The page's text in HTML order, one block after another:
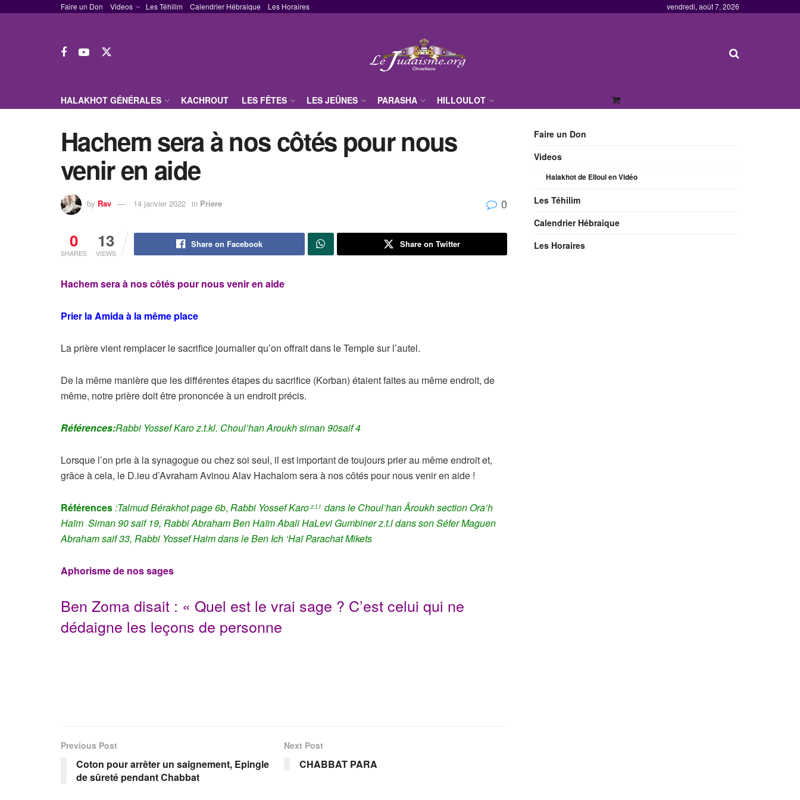
Faire un Don Videos Les Téhilim Calendrier Hébraique Les Horaires vendredi, août 7, 2026
HALAKHOT GÉNÉRALES KACHROUT LES FÊTES LES JEÛNES PARASHA HILLOULOT
Hachem sera à nos côtés pour nous
venir en aide
by Rav 14 janvier 2022 in Priere 0
0
SHARES
13
VIEWS
Share on Facebook Share on Twitter
Hachem sera à nos côtés pour nous venir en aide
Prier la Amida à la même place
La prière vient remplacer le sacrifice journalier qu’on offrait dans le Temple sur l’autel.
De la même manière que les différentes étapes du sacrifice (Korban) étaient faites au même endroit, de
même, notre prière doit être prononcée à un endroit précis.
Références:Rabbi Yossef Karo z.t.kl. Choul’han Aroukh siman 90saif 4
Lorsque l’on prie à la synagogue ou chez soi seul, il est important de toujours prier au même endroit et,
grâce à cela, le D.ieu d’Avraham Avinou Alav Hachalom sera à nos côtés pour nous venir en aide !
Références:Talmud Bérakhot page 6b, Rabbi Yossef Karo z.t.l dans le Choul’han Âroukh section Ora’h
Haïm Siman 90 saif 19, Rabbi Abraham Ben Haïm Abali HaLevi Gumbiner z.t.l dans son Séfer Maguen
Abrahamsaif33, Rabbi Yossef Haim dans leBen Ich ‘Haï Parachat Mikets
Aphorisme de nos sages
Ben Zoma disait : « Quel est le vrai sage ? C’est celui qui ne
dédaigne les leçons de personne
Previous Post
Coton pour arrêter un saignement, Epingle
de sûreté pendant Chabbat
Next Post
CHABBAT PARA
Faire un Don
Videos
Halakhot de Elloul en Vidéo
Les Téhilim
Calendrier Hébraique
Les Horaires